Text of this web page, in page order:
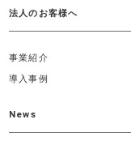
法人のお客様へ
事業紹介
導入事例
News